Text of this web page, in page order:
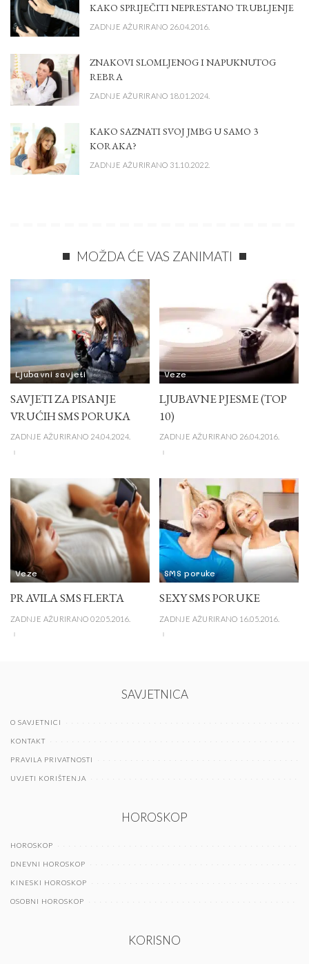
KAKO SPRIJEČITI NEPRESTANO TRUBLJENJE
ZADNJE AŽURIRANO 26.04.2016.
ZNAKOVI SLOMLJENOG I NAPUKNUTOG
REBRA
ZADNJE AŽURIRANO 18.01.2024.
KAKO SAZNATI SVOJ JMBG U SAMO 3
KORAKA?
ZADNJE AŽURIRANO 31.10.2022.
MOŽDA ĆE VAS ZANIMATI
Ljubavni savjeti
SAVJETI ZA PISANJE
VRUĆIH SMS PORUKA
ZADNJE AŽURIRANO 24.04.2024.
Veze
LJUBAVNE PJESME (TOP
10)
ZADNJE AŽURIRANO 26.04.2016.
Veze
PRAVILA SMS FLERTA
ZADNJE AŽURIRANO 02.05.2016.
SMS poruke
SEXY SMS PORUKE
ZADNJE AŽURIRANO 16.05.2016.
SAVJETNICA
O SAVJETNICI
KONTAKT
PRAVILA PRIVATNOSTI
UVJETI KORIŠTENJA
HOROSKOP
HOROSKOP
DNEVNI HOROSKOP
KINESKI HOROSKOP
OSOBNI HOROSKOP
KORISNO